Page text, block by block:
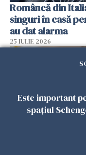
Româncă din
singuri în casă
au dat alarma
25 IULIE 2026
Este important
spațiul